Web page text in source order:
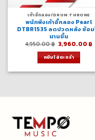
เก้าอี้กลอง/DRUM THRONE
พนักพิงเก้าอี้กลอง Pearl
DTBR1535 ลดปวดหลัง ซ้อม
นานขึ้น
4,950.00฿ Original
price
was:
4,950.00 ฿.
3,960.00 ฿
หยิบใส่ตะกร้า